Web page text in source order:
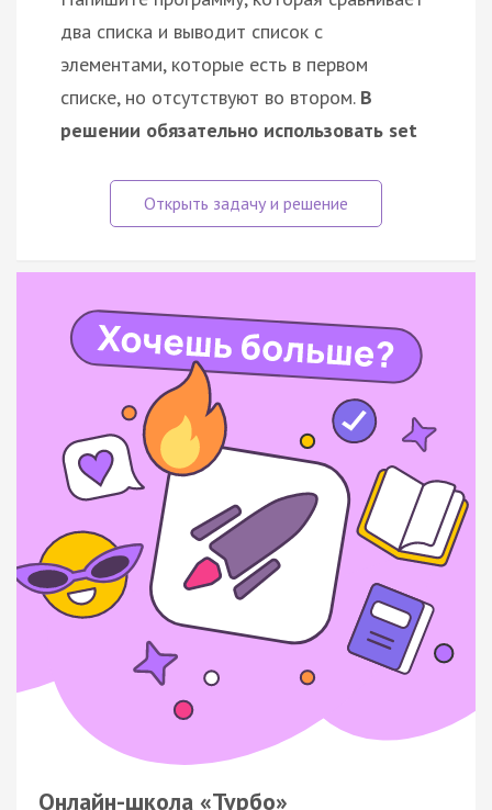
два списка и выводит список с
элементами, которые есть в первом
списке, но отсутствуют во втором. В
решении обязательно использовать set
Онлайн-школа «Турбо»